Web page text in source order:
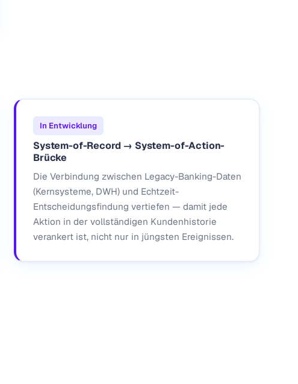
In Entwicklung
System-of-Record → System-of-Action-
Brücke
Die Verbindung zwischen Legacy-Banking-Daten
(Kernsysteme, DWH) und Echtzeit-
Entscheidungsfindung vertiefen — damit jede
Aktion in der vollständigen Kundenhistorie
verankert ist, nicht nur in jüngsten Ereignissen.